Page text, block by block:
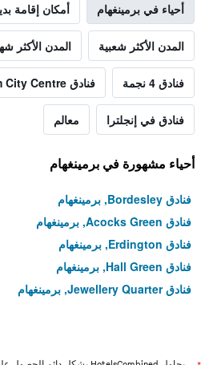
أحياء في برمينغهام أمكان إقامة
المدن الأكثر شعبية المدن الأكثر
فنادق 4 نجمة فنادق Birmingham City Centre الرائجة
فنادق في إنجلترا معالم
أحياء مشهورة في برمينغهام
فنادق Bordesley, برمينغهام
فنادق Acocks Green, برمينغهام
فنادق Erdington, برمينغهام
فنادق Hall Green, برمينغهام
فنادق Jewellery Quarter, برمينغهام